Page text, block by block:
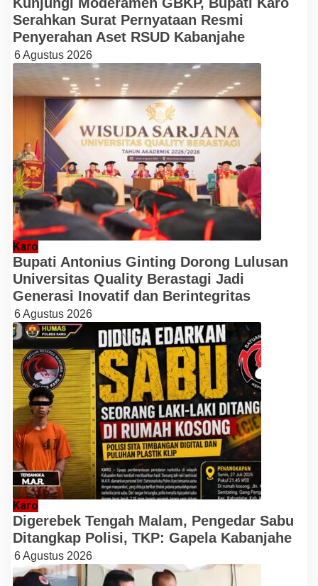
Serahkan Surat Pernyataan Resmi
Penyerahan Aset RSUD Kabanjahe
6 Agustus 2026
Karo
Bupati Antonius Ginting Dorong Lulusan
Universitas Quality Berastagi Jadi
Generasi Inovatif dan Berintegritas
6 Agustus 2026
Karo
Digerebek Tengah Malam, Pengedar Sabu
Ditangkap Polisi, TKP: Gapela Kabanjahe
6 Agustus 2026